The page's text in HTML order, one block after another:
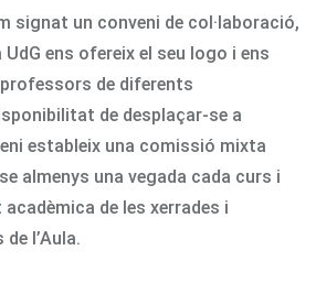
signat un conveni de col·laboració,
UdG ens ofereix el seu logo i ens
de diferents
de desplaçar-se a
estableix una comissió mixta
almenys una vegada cada curs i
de les xerrades i
l’Aula.